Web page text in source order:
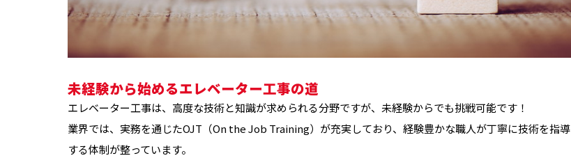
未経験から始めるエレベーター工事の道
エレベーター工事は、高度な技術と知識が求められる分野ですが、未経験からでも挑戦可能です！
業界では、実務を通じたOJT（On the Job Training）が充実しており、経験豊かな職人が丁寧に技術を指導
する体制が整っています。